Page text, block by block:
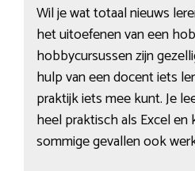
Wil je wat totaal nieuws
het uitoefenen van een
hobbycursussen zijn
hulp van een docent iets
praktijk iets mee kunt. Je
heel praktisch als Excel
sommige gevallen ook